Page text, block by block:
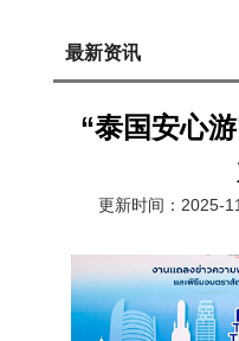
最新资讯
“泰国安心
更新时间：2025-